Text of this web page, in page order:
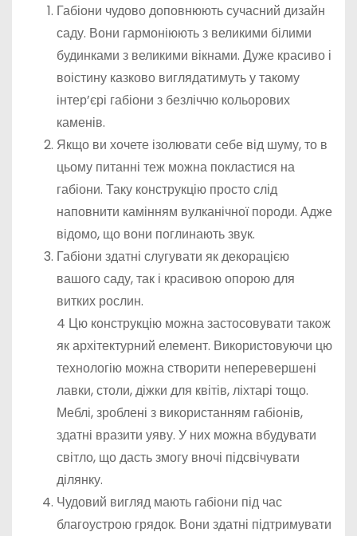
Габіони чудово доповнюють сучасний дизайн
саду. Вони гармоніюють з великими білими
будинками з великими вікнами. Дуже красиво і
воістину казково виглядатимуть у такому
інтер’єрі габіони з безліччю кольорових
каменів.
Якщо ви хочете ізолювати себе від шуму, то в
цьому питанні теж можна покластися на
габіони. Таку конструкцію просто слід
наповнити камінням вулканічної породи. Адже
відомо, що вони поглинають звук.
Габіони здатні слугувати як декорацією
вашого саду, так і красивою опорою для
витких рослин.
4 Цю конструкцію можна застосовувати також
як архітектурний елемент. Використовуючи цю
технологію можна створити неперевершені
лавки, столи, діжки для квітів, ліхтарі тощо.
Меблі, зроблені з використанням габіонів,
здатні вразити уяву. У них можна вбудувати
світло, що дасть змогу вночі підсвічувати
ділянку.
Чудовий вигляд мають габіони під час
благоустрою грядок. Вони здатні підтримувати